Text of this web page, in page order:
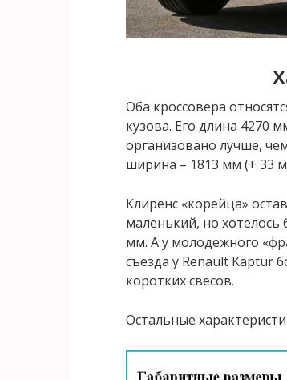
Оба кроссовера
кузова. Его длина 4270
организовано лучше,
ширина – 1813 мм (+ 33
Клиренс «корейца»
маленький, но хотелось
мм. А у молодежного
съезда у Renault Kaptur
коротких свесов.
Остальные